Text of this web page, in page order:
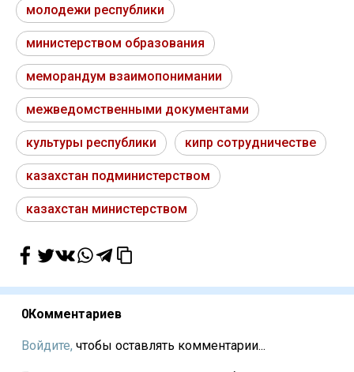
молодежи республики
министерством образования
меморандум взаимопонимании
межведомственными документами
культуры республики кипр сотрудничестве
казахстан подминистерством
казахстан министерством
0Комментариев
Войдите, чтобы оставлять комментарии...